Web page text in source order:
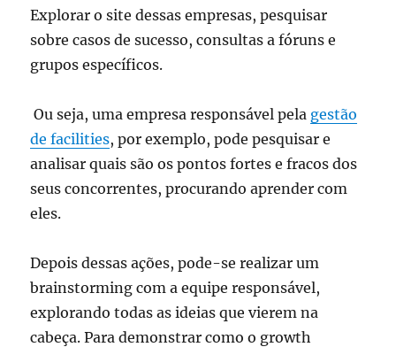
Explorar o site dessas empresas, pesquisar
sobre casos de sucesso, consultas a fóruns e
grupos específicos.
Ou seja, uma empresa responsável pela gestão
de facilities, por exemplo, pode pesquisar e
analisar quais são os pontos fortes e fracos dos
seus concorrentes, procurando aprender com
eles.
Depois dessas ações, pode-se realizar um
brainstorming com a equipe responsável,
explorando todas as ideias que vierem na
cabeça. Para demonstrar como o growth